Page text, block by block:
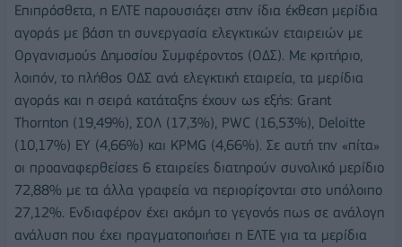
Επιπρόσθετα, η ΕΛΤΕ παρουσιάζει στην ίδια έκθεση μερίδια
αγοράς με βάση τη συνεργασία ελεγκτικών εταιρειών με
Οργανισμούς Δημοσίου Συμφέροντος (ΟΔΣ). Με κριτήριο,
λοιπόν, το πλήθος ΟΔΣ ανά ελεγκτική εταιρεία, τα μερίδια
αγοράς και η σειρά κατάταξης έχουν ως εξής: Grant
Thornton (19,49%), ΣΟΛ (17,3%), PWC (16,53%), Deloitte
(10,17%) EY (4,66%) και KPMG (4,66%). Σε αυτή την «πίτα»
οι προαναφερθείσες 6 εταιρείες διατηρούν συνολικό μερίδιο
72,88% με τα άλλα γραφεία να περιορίζονται στο υπόλοιπο
27,12%. Ενδιαφέρον έχει ακόμη το γεγονός πως σε ανάλογη
ανάλυση που έχει πραγματοποιήσει η EΛΤΕ για τα μερίδια